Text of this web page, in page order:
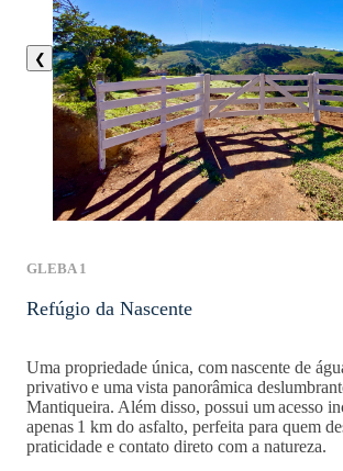
❮
GLEBA 1
Refúgio da Nascente
Uma propriedade única, comnascente de
privativoe uma vista panorâmica
Mantiqueira. Além disso, possui umacesso
apenas 1 km do asfalto, perfeita para quem
praticidade e contato direto com a natureza.